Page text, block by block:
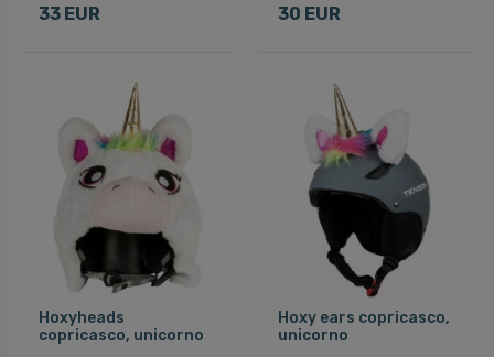
33 EUR 30 EUR
Hoxyheads
copricasco, unicorno
Hoxy ears copricasco,
unicorno